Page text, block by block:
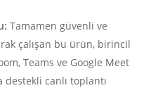
Tamamen güvenli ve
çalışan bu ürün, birincil
Teams ve Google Meet
canlı toplantı